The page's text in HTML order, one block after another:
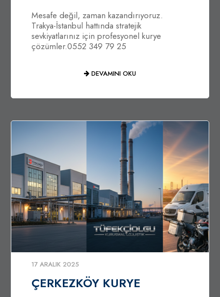
Mesafe değil, zaman kazandırıyoruz.
Trakya-İstanbul hattında stratejik
sevkiyatlarınız için profesyonel kurye
çözümler.0552 349 79 25
DEVAMINI OKU
17 ARALIK 2025
ÇERKEZKÖY KURYE